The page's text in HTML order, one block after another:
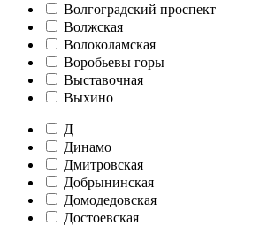
Волгоградский проспект
Волжская
Волоколамская
Воробьевы горы
Выставочная
Выхино
Д
Динамо
Дмитровская
Добрынинская
Домодедовская
Достоевская